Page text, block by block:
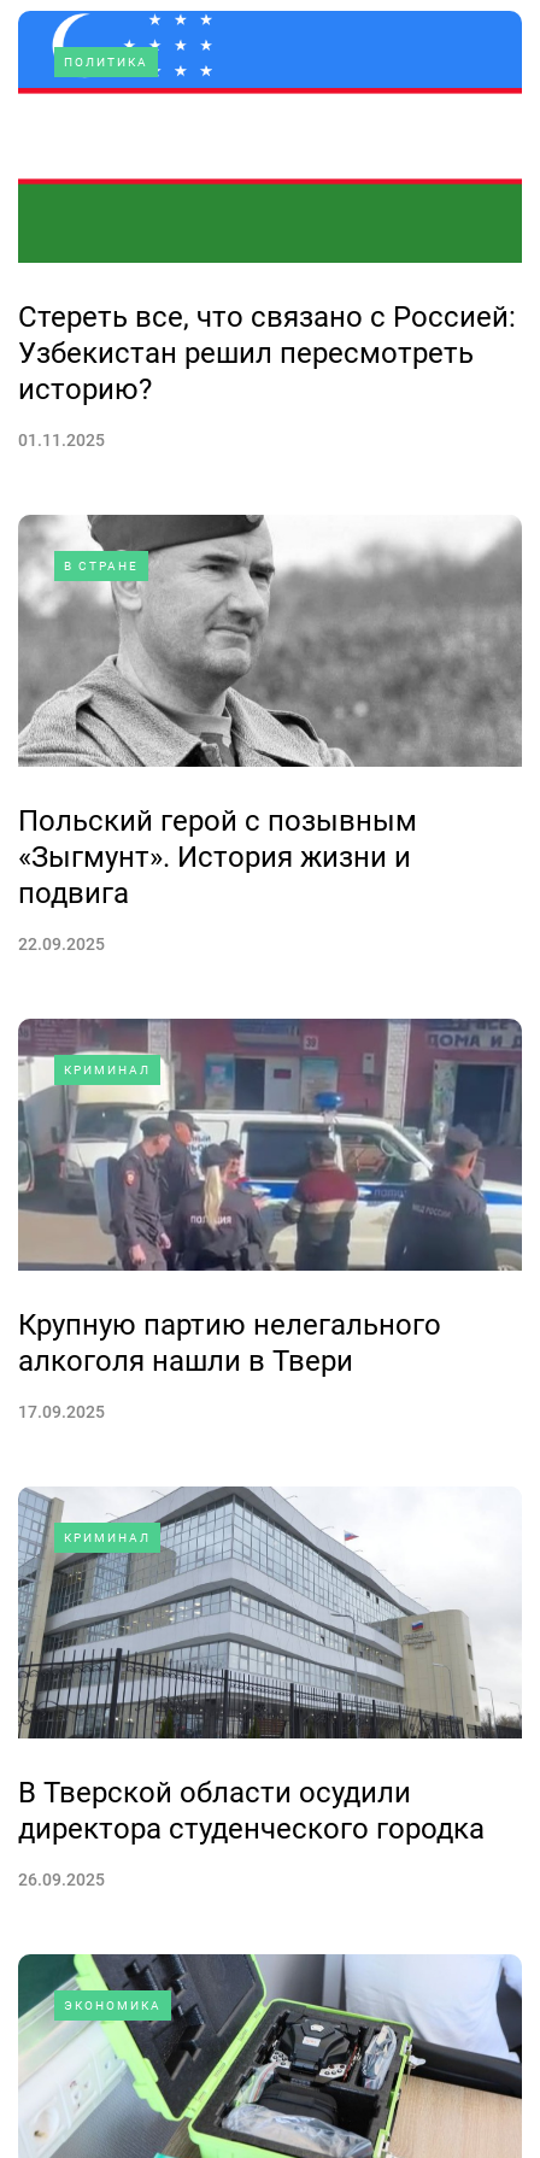
ПОЛИТИКА
Стереть все, что связано с Россией:
Узбекистан решил пересмотреть
историю?
01.11.2025
В СТРАНЕ
Польский герой с позывным
«Зыгмунт». История жизни и
подвига
22.09.2025
КРИМИНАЛ
Крупную партию нелегального
алкоголя нашли в Твери
17.09.2025
КРИМИНАЛ
В Тверской области осудили
директора студенческого городка
26.09.2025
ЭКОНОМИКА